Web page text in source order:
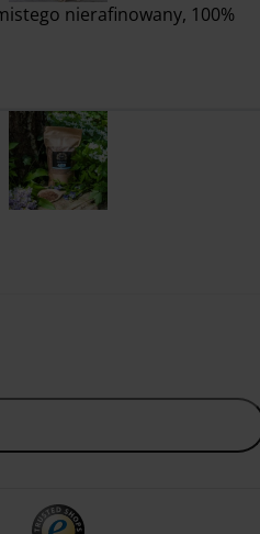
nierafinowany, 100%